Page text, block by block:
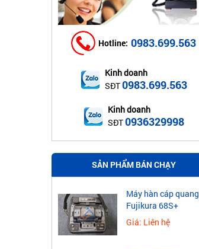
Hotline: 0983.699.563
Kinh doanh
SĐT0983.699.563
Kinh doanh
SĐT0936329998
SẢN PHẨM BÁN CHẠY
Máy hàn cáp quang
Fujikura 68S+
Giá: Liên hệ